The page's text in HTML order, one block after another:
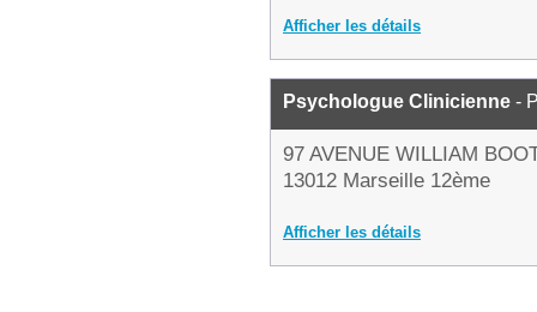
Afficher les détails
Psychologue Clinicienne -
97 AVENUE WILLIAM
13012 Marseille 12ème
Afficher les détails